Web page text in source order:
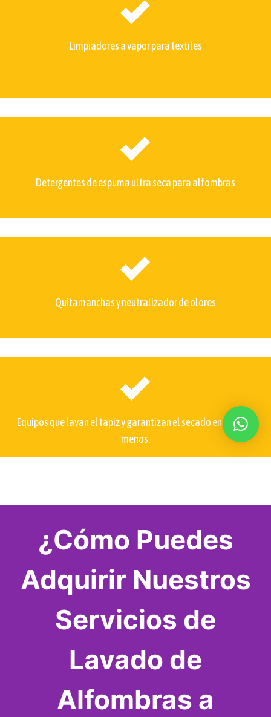
Limpiadores a vapor para textiles
Detergentes de espuma ultra seca para alfombras
Quitamanchas y neutralizador de olores
Equipos que lavan el tapiz y garantizan el secado en 1 hora o
menos.
¿Cómo Puedes
Adquirir Nuestros
Servicios de
Lavado de
Alfombras a